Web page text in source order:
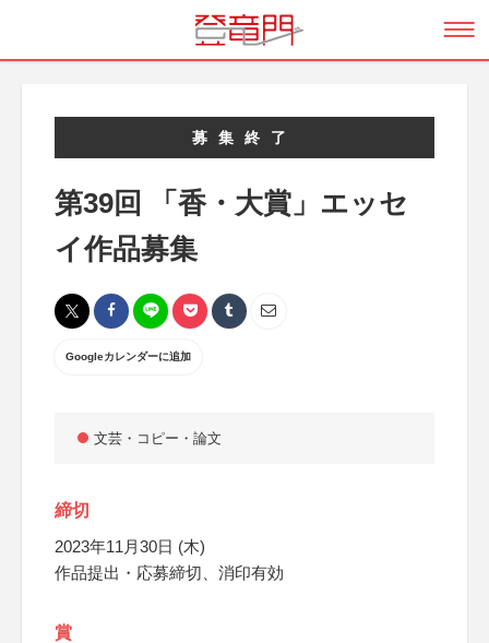
募集終了
第39回 「香・大賞」エッセ
イ作品募集
Googleカレンダーに追加
文芸・コピー・論文
締切
2023年11月30日 (木)
作品提出・応募締切、消印有効
賞